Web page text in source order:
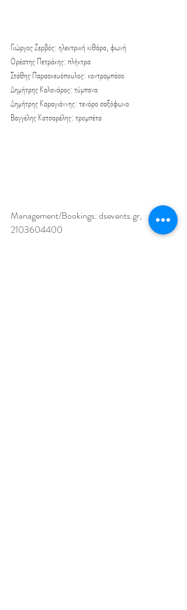
Γιώργος Ζερβός: ηλεκτρική κιθάρα, φωνή
Ορέστης Πετράκης: πλήκτρα
Στάθης Παρασκευόπουλος: κοντραμπάσο
Δημήτρης Καλονάρος: τύμπανα
Δημήτρης Καραγιάννης: τενόρο σαξόφωνο
Βαγγέλης Κατσαρέλης: τρομπέτα
Management/Bookings: dsevents.gr,
2103604400